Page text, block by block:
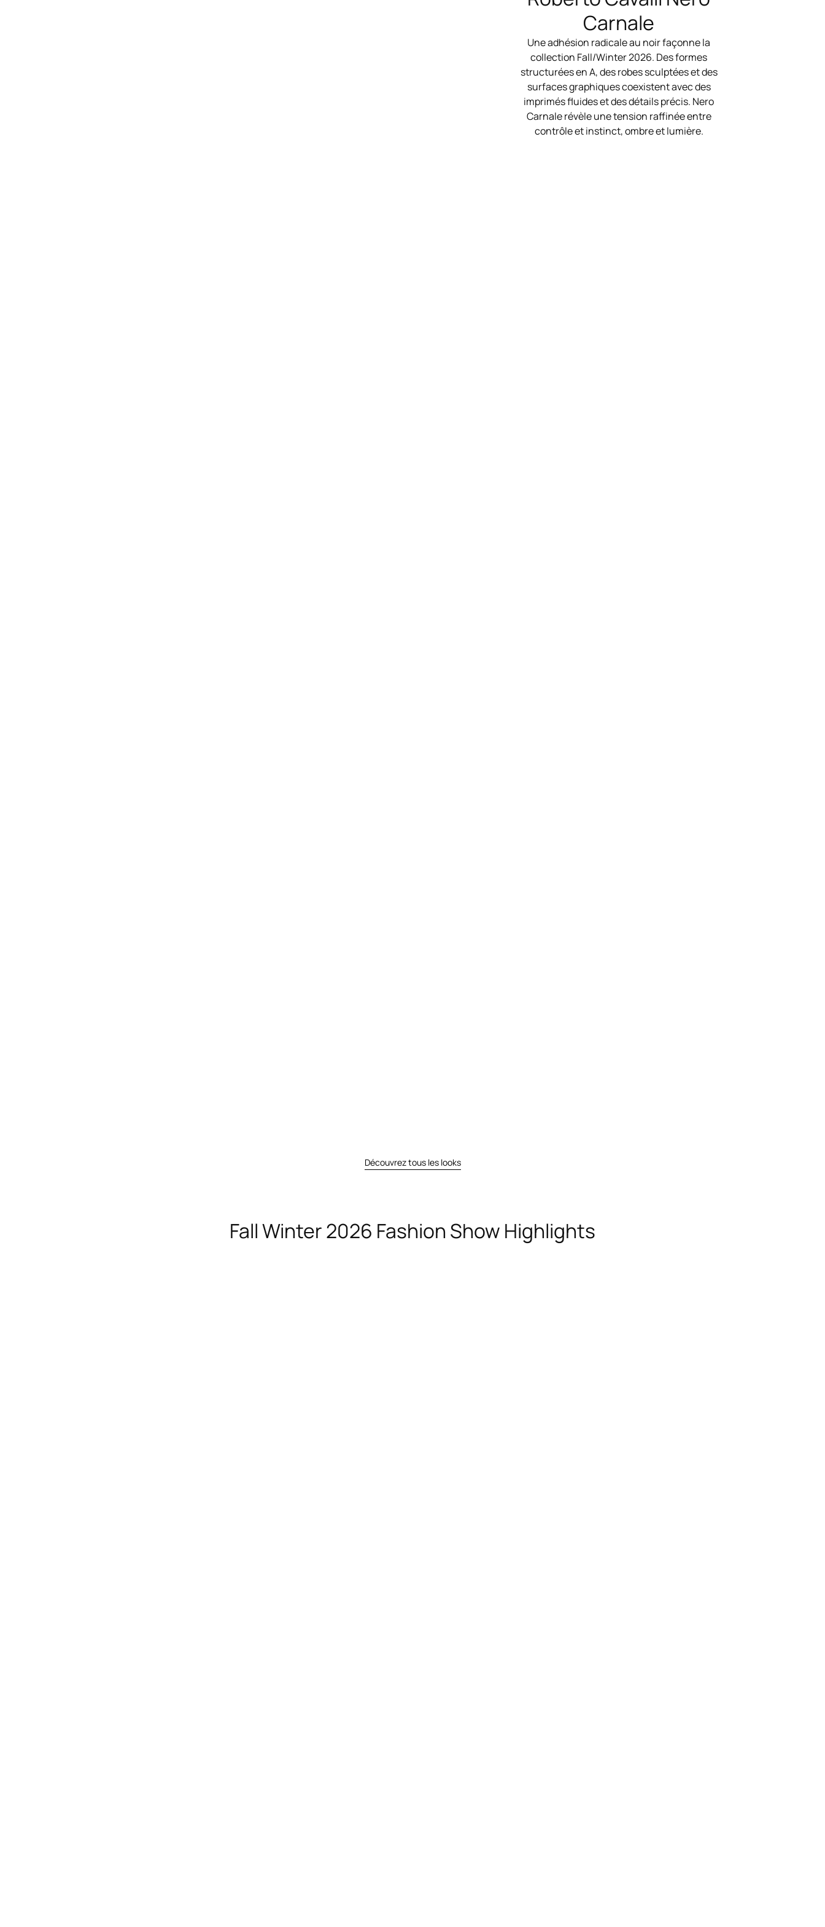
Carnale
Une adhésion radicale au noir façonne la
collection Fall/Winter 2026. Des formes
structurées en A, des robes sculptées et des
surfaces graphiques coexistent avec des
imprimés fluides et des détails précis. Nero
Carnale révèle une tension raffinée entre
contrôle et instinct, ombre et lumière.
Découvrez tous les looks
Fall Winter 2026 Fashion Show Highlights